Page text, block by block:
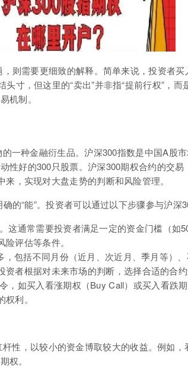
则需要更细致的解释。简单来说，投资者
寸，但这里的“卖出”并非指“提前行权”，而
机制。
一种金融衍生品。沪深300指数是中国A股
性好的300只股票。沪深300期权合约的交
，实现对大盘走势的判断和风险管理。
的“能”。投资者可以通过以下步骤参与沪深
这通常需要投资者满足一定的资金门槛（如
评估等条件。
，包括不同月份（近月、次近月、季月等）
者根据对未来市场的判断，选择合适的合约
，如买入看涨期权（Buy Call）或买入看跌
利。
性，以较小的资金博取较大的收益。例如，
权。